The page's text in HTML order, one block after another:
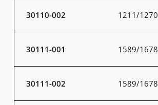
30110-002 1211/1270
30111-001 1589/1678
30111-002 1589/1678